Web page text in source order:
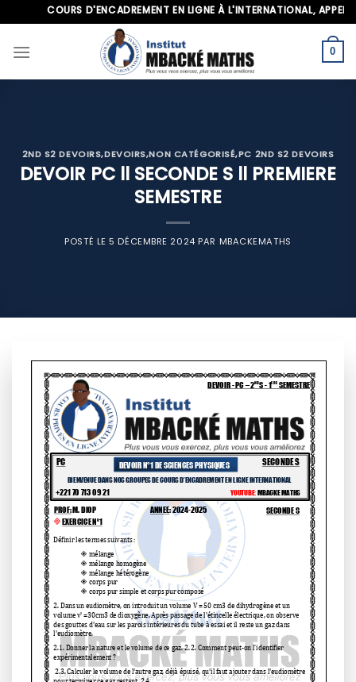
to
content
COURS D'ENCADREMENT EN LIGNE À L'INTERNATIONAL,
0
2ND S2 DEVOIRS,DEVOIRS,NON CATÉGORISÉ,PC 2ND S2 DEVOIRS
DEVOIR PC ll SECONDE S ll PREMIERE
SEMESTRE
POSTÉ LE5 DÉCEMBRE 2024 PAR MBACKEMATHS